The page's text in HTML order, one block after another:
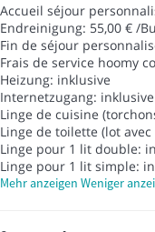
Accueil séjour
Endreinigung: 55,00 € /
Fin de séjour
Frais de service hoomy
Heizung: inklusive
Internetzugang: inklusive
Linge de cuisine
Linge de toilette (lot
Linge pour 1 lit double:
Linge pour 1 lit simple:
Mehr anzeigen Weniger